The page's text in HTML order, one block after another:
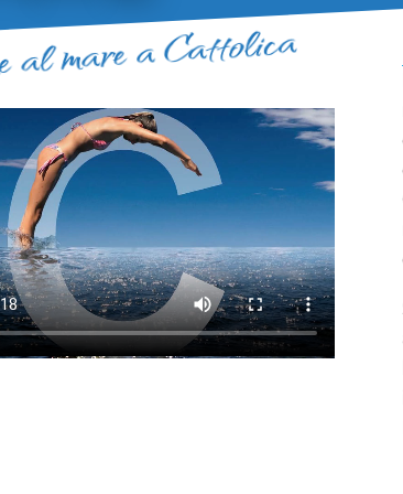
al mare a Cattolica